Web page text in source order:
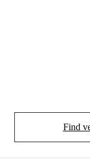
Find